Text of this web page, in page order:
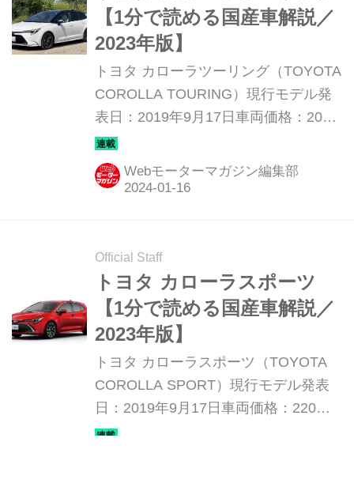
【1分で読める国産車解説／
2023年版】
トヨタ カローラツーリング（TOYOTA
COROLLA TOURING）現行モデル発
表日：2019年9月17日車両価格：207
万円〜304万8000円
Webモーターマガジン編集部
Official Staff
トヨタ カローラスポーツ
【1分で読める国産車解説／
2023年版】
トヨタ カローラスポーツ（TOYOTA
COROLLA SPORT）現行モデル発表
日：2019年9月17日車両価格：220万
円〜289万円